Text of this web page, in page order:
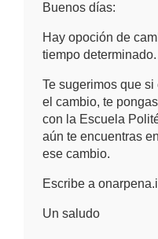
Buenos días:
Hay opoción de
tiempo determinado.
Te sugerimos que
el cambio, te
con la Escuela
aún te encuentras
ese cambio.
Escribe a
Un saludo